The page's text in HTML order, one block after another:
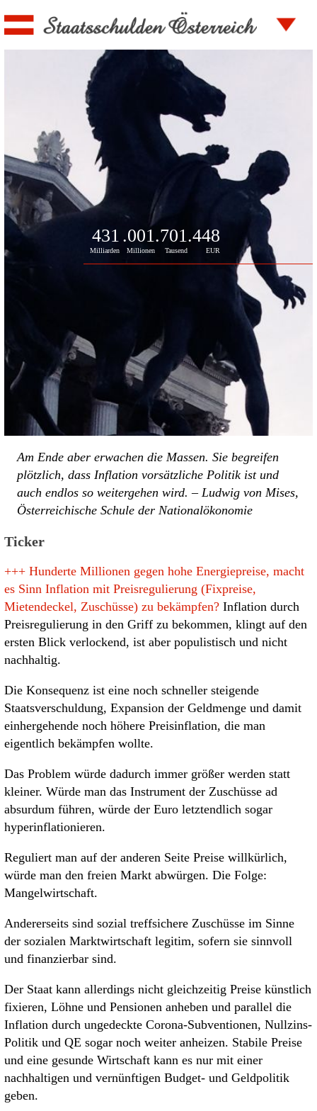
.448
EUR
.701
Tausend
.001
Millionen
431
Milliarden
Am Ende aber erwachen die Massen. Sie begreifen
plötzlich, dass Inflation vorsätzliche Politik ist und
auch endlos so weitergehen wird. – Ludwig von Mises,
Österreichische Schule der Nationalökonomie
Ticker
+++ Hunderte Millionen gegen hohe Energiepreise, macht
es Sinn Inflation mit Preisregulierung (Fixpreise,
Mietendeckel, Zuschüsse) zu bekämpfen? Inflation durch
Preisregulierung in den Griff zu bekommen, klingt auf den
ersten Blick verlockend, ist aber populistisch und nicht
nachhaltig.
Die Konsequenz ist eine noch schneller steigende
Staatsverschuldung, Expansion der Geldmenge und damit
einhergehende noch höhere Preisinflation, die man
eigentlich bekämpfen wollte.
Das Problem würde dadurch immer größer werden statt
kleiner. Würde man das Instrument der Zuschüsse ad
absurdum führen, würde der Euro letztendlich sogar
hyperinflationieren.
Reguliert man auf der anderen Seite Preise willkürlich,
würde man den freien Markt abwürgen. Die Folge:
Mangelwirtschaft.
Andererseits sind sozial treffsichere Zuschüsse im Sinne
der sozialen Marktwirtschaft legitim, sofern sie sinnvoll
und finanzierbar sind.
Der Staat kann allerdings nicht gleichzeitig Preise künstlich
fixieren, Löhne und Pensionen anheben und parallel die
Inflation durch ungedeckte Corona-Subventionen, Nullzins-
Politik und QE sogar noch weiter anheizen. Stabile Preise
und eine gesunde Wirtschaft kann es nur mit einer
nachhaltigen und vernünftigen Budget- und Geldpolitik
geben.